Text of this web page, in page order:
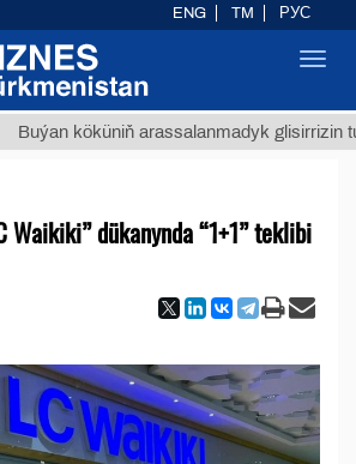
köküniň arassalanmadyk glisirrizin turşusy
Waikiki” dükanynda “1+1” teklibi
ENG TM РУС